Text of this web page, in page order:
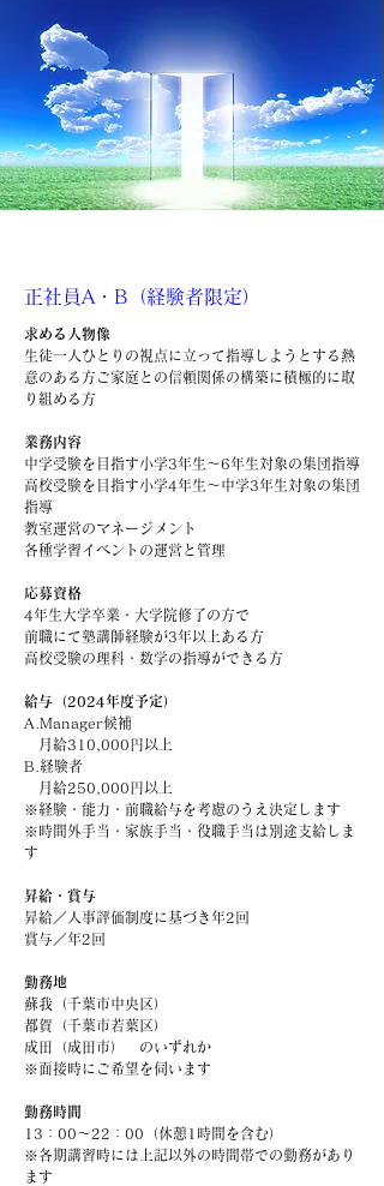
正社員A・B（経験者限定）
求める人物像
生徒一人ひとりの視点に立って指導しようとする熱
意のある方ご家庭との信頼関係の構築に積極的に取
り組める方
業務内容
中学受験を目指す小学3年生～6年生対象の集団指導
高校受験を目指す小学4年生～中学3年生対象の集団
指導
教室運営のマネージメント
各種学習イベントの運営と管理
応募資格
4年生大学卒業・大学院修了の方で
前職にて塾講師経験が3年以上ある方
高校受験の理科・数学の指導ができる方
給与（2024年度予定）
A.Manager候補
月給310,000円以上
B.経験者
月給250,000円以上
※経験・能力・前職給与を考慮のうえ決定します
※時間外手当・家族手当・役職手当は別途支給しま
す
昇給・賞与
昇給／人事評価制度に基づき年2回
賞与／年2回
勤務地
蘇我（千葉市中央区）
都賀（千葉市若葉区）
成田（成田市） のいずれか
​※面接時にご希望を伺います
勤務時間
13：00～22：00（休憩1時間を含む）
※各期講習時には上記以外の時間帯での勤務があり
ます